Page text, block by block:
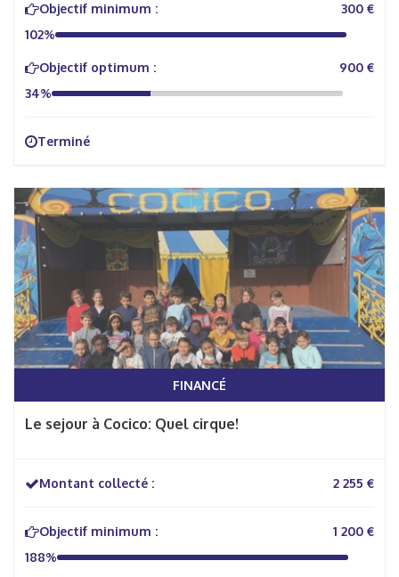
Objectif minimum :
300 €
102%
Objectif optimum :
900 €
34%
Terminé
FINANCÉ
Le sejour à Cocico: Quel cirque!
Montant collecté : 2 255 €
Objectif minimum :
1 200 €
188%